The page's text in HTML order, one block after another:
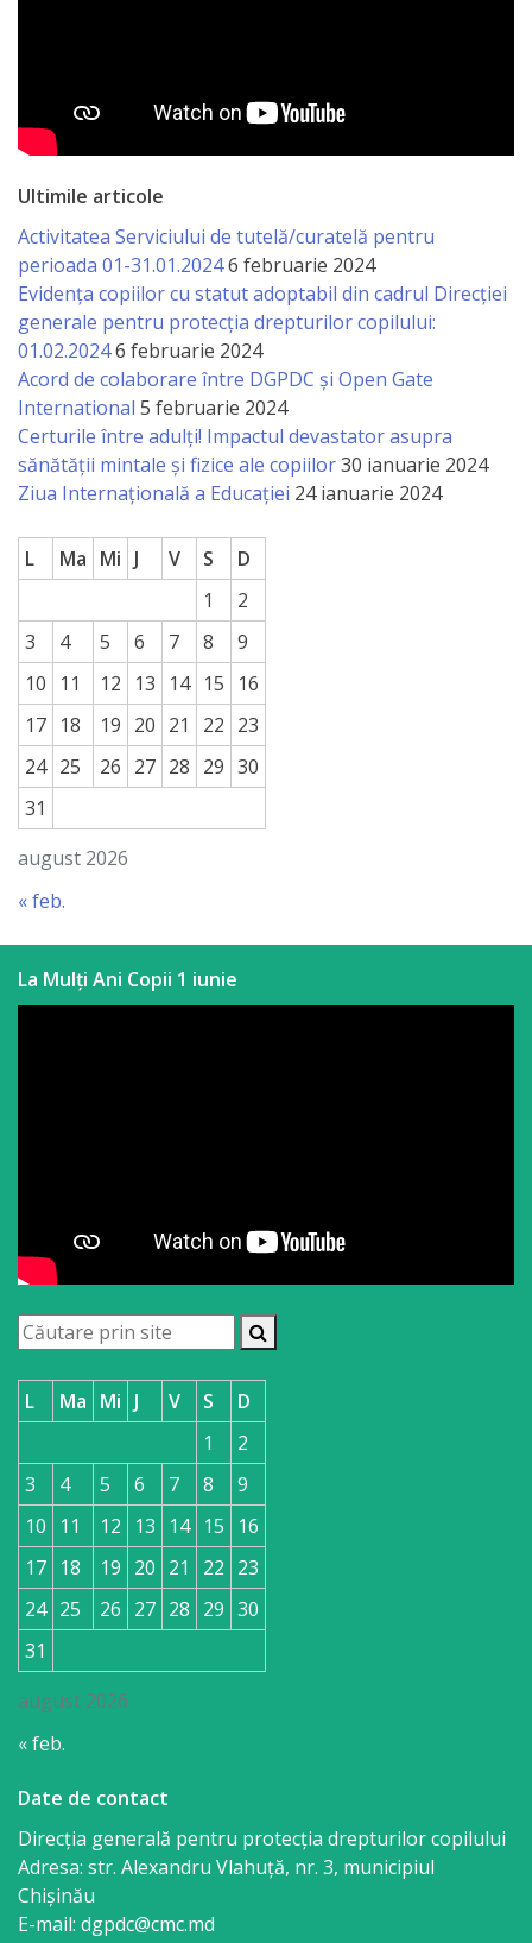
Ultimile articole
Activitatea Serviciului de tutelă/curatelă pentru
perioada 01-31.01.20246 februarie 2024
Evidența copiilor cu statut adoptabil din cadrul Direcției
generale pentru protecția drepturilor copilului:
01.02.20246 februarie 2024
Acord de colaborare între DGPDC și Open Gate
International 5 februarie 2024
Certurile între adulți! Impactul devastator asupra
sănătății mintale și fizice ale copiilor30 ianuarie 2024
Ziua Internațională a Educației 24 ianuarie 2024
august 2026
L Ma Mi J V S
D
1
2
3
4 5 6 7 8
9
10
11 12 13 14 15
16
17 18 19 20 21 22 23
24 25 26 27 28 29 30
31
« feb.
La Mulți Ani Copii 1 iunie
august 2026
L Ma Mi J V S
D
1
2
3
4 5 6 7 8
9
10
11 12 13 14 15
16
17 18 19 20 21 22 23
24 25 26 27 28 29 30
31
« feb.
Date de contact
Direcția generală pentru protecția drepturilor copilului
Adresa: str. Alexandru Vlahuţă, nr. 3, municipiul
Chişinău
E-mail: dgpdc@cmc.md